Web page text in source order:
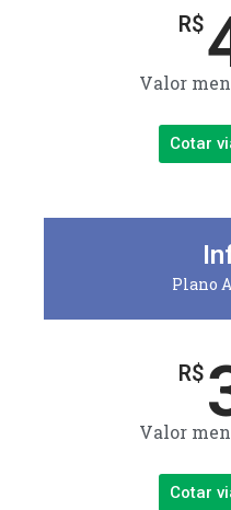
R$
Valor
Cotar
Plano
R$
Valor
Cotar